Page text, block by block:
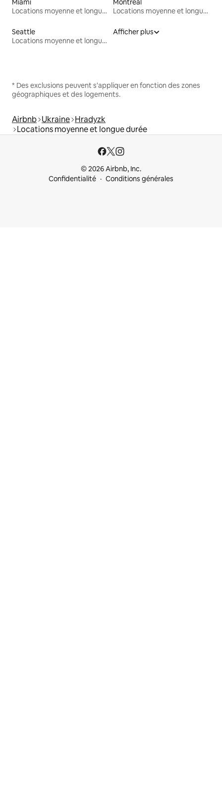
Miami
Locations moyenne et longue durée
Montréal
Locations moyenne et longue durée
Seattle
Locations moyenne et longue durée
Afficher plus
* Des exclusions peuvent s'appliquer en fonction des zones
géographiques et des logements.
Airbnb Ukraine Hradyzk
Locations moyenne et longue durée
© 2026 Airbnb, Inc.
Confidentialité
Conditions générales